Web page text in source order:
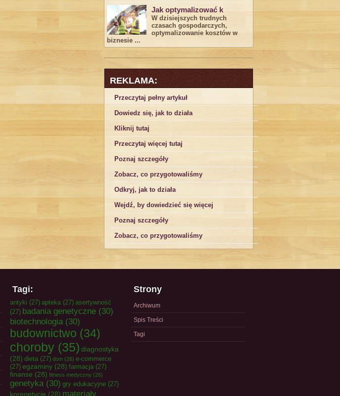
Jak optymalizować k
W dzisiejszych trudnych⁤
czasach gospodarczych,
optymalizowanie ‌kosztów w
biznesie ...
REKLAMA:
Przeczytaj pełny artykuł
Dowiedz się, jak to działa
Kliknij tutaj
Przeczytaj więcej tutaj
Poznaj szczegóły
Zobacz, co przygotowaliśmy
Odkryj, jak to działa
Wejdź, by dowiedzieć się więcej
Poznaj szczegóły
Zobacz, co przygotowaliśmy
Tagi:
antyki (27) apteka (27) asertywność
(27) badania genetyczne (30)
biotechnologia(30)
budownictwo (34)
choroby (35) diagnostyka
(28) dieta (27) dom (26) e-commerce
(27) egzaminy (28) farmacja (27)
finanse (28) fitness medyczny (26)
genetyka(30) gry edukacyjne (27)
korepetycje (28) materiały
Strony
Archiwum
Spis Treści
Tagi